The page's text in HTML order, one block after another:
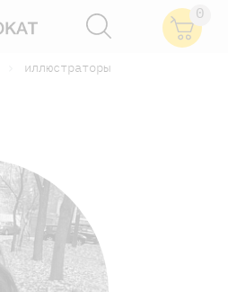
0
иллюстраторы